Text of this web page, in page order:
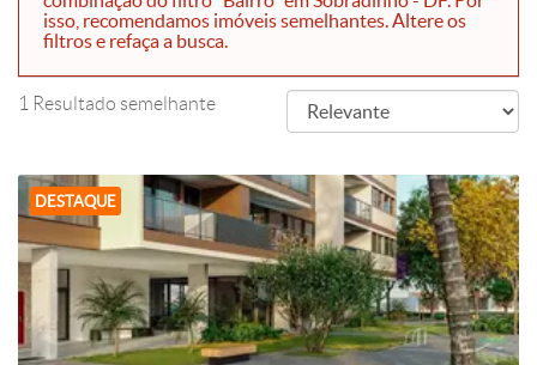
isso, recomendamos imóveis semelhantes. Altere os
filtros e refaça a busca.
1 Resultado semelhante
DESTAQUE